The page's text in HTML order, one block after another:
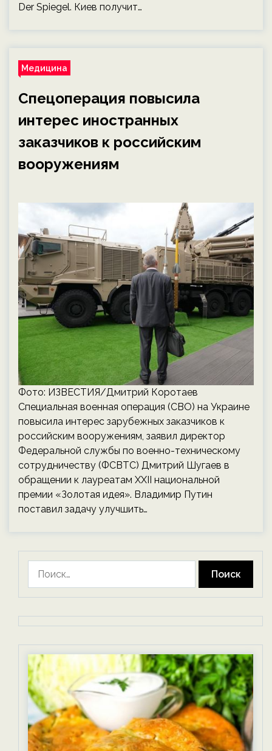
Der Spiegel. Киев получит…
Медицина
Спецоперация повысила
интерес иностранных
заказчиков к российским
вооружениям
Фото: ИЗВЕСТИЯ/Дмитрий Коротаев
Специальная военная операция (СВО) на Украине
повысила интерес зарубежных заказчиков к
российским вооружениям, заявил директор
Федеральной службы по военно-техническому
сотрудничеству (ФСВТС) Дмитрий Шугаев в
обращении к лауреатам XXII национальной
премии «Золотая идея». Владимир Путин
поставил задачу улучшить…